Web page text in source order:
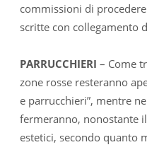
commissioni di
scritte con collegamento
PARRUCCHIERI – Come
zone rosse resteranno
e parrucchieri”, mentre
fermeranno, nonostante
estetici, secondo quanto